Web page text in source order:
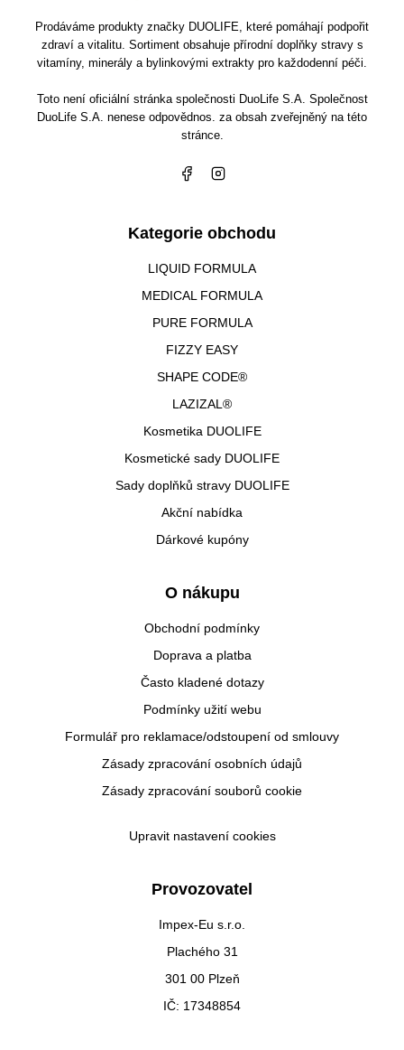
Prodáváme produkty značky DUOLIFE, které pomáhají podpořit
zdraví a vitalitu. Sortiment obsahuje přírodní doplňky stravy s
vitamíny, minerály a bylinkovými extrakty pro každodenní péči.
Toto není oficiální stránka společnosti DuoLife S.A. Společnost
DuoLife S.A. nenese odpovědnos. za obsah zveřejněný na této
stránce.
Kategorie obchodu
LIQUID FORMULA
MEDICAL FORMULA
PURE FORMULA
FIZZY EASY
SHAPE CODE®
LAZIZAL®
Kosmetika DUOLIFE
Kosmetické sady DUOLIFE
Sady doplňků stravy DUOLIFE
Akční nabídka
Dárkové kupóny
O nákupu
Obchodní podmínky
Doprava a platba
Často kladené dotazy
Podmínky užití webu
Formulář pro reklamace/odstoupení od smlouvy
Zásady zpracování osobních údajů
Zásady zpracování souborů cookie
Upravit nastavení cookies
Provozovatel
Impex-Eu s.r.o.
Plachého 31
301 00 Plzeň
IČ: 17348854